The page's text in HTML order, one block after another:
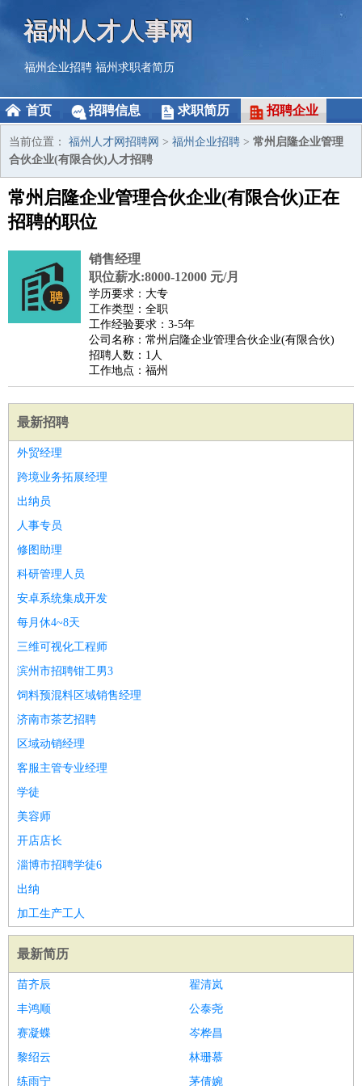
福州人才人事网
福州企业招聘 福州求职者简历
首页 招聘信息 求职简历 招聘企业
当前位置： 福州人才网招聘网 > 福州企业招聘 > 常州启隆企业管理
合伙企业(有限合伙)人才招聘
常州启隆企业管理合伙企业(有限合伙)正在
招聘的职位
销售经理
职位薪水:8000-12000 元/月
学历要求：大专
工作类型：全职
工作经验要求：3-5年
公司名称：常州启隆企业管理合伙企业(有限合伙)
招聘人数：1人
工作地点：福州
最新招聘
外贸经理
跨境业务拓展经理
出纳员
人事专员
修图助理
科研管理人员
安卓系统集成开发
每月休4~8天
三维可视化工程师
滨州市招聘钳工男3
饲料预混料区域销售经理
济南市茶艺招聘
区域动销经理
客服主管专业经理
学徒
美容师
开店店长
淄博市招聘学徒6
出纳
加工生产工人
最新简历
苗齐辰
翟清岚
丰鸿顺
公泰尧
赛凝蝶
岑桦昌
黎绍云
林珊慕
练雨宁
茅倩婉